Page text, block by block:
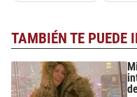
TAMBIÉN TE PUEDE